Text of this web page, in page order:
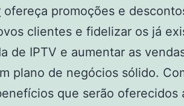
ofereça promoções e
clientes e fidelizar os já
de IPTV e aumentar as
plano de negócios sólido.
que serão oferecidos